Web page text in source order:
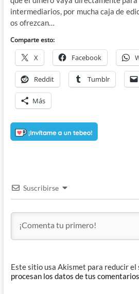
intermediarios, por mucha caja de
os ofrezcan…
Comparte esto:
X Facebook
Reddit Tumblr
Más
Suscribirse
Este sitio usa Akismet para reducir el
procesan los datos de tus